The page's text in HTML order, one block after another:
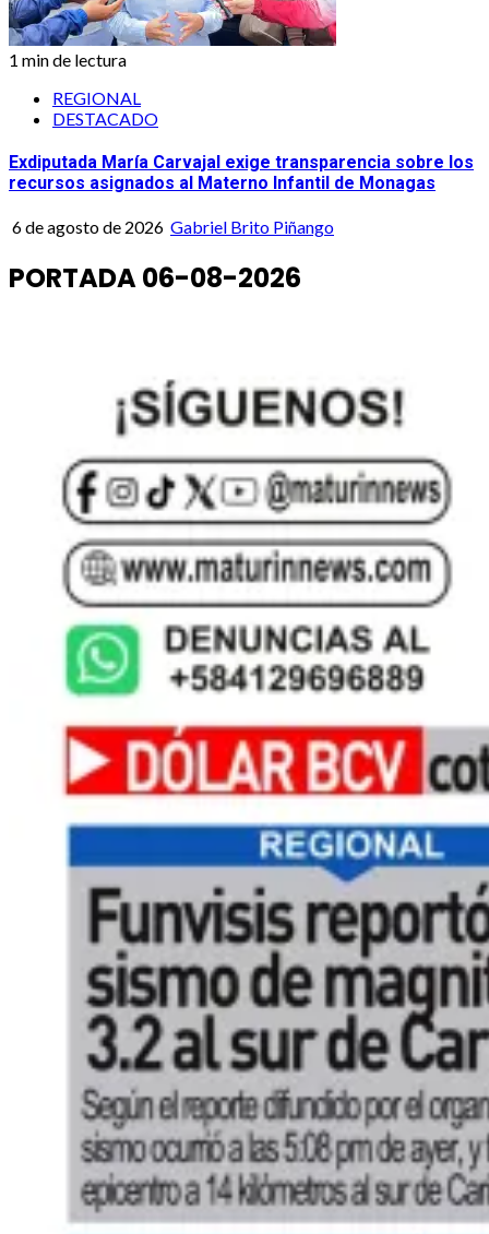
1 min de lectura
REGIONAL
DESTACADO
Exdiputada María Carvajal exige transparencia sobre los
recursos asignados al Materno Infantil de Monagas
6 de agosto de 2026 Gabriel Brito Piñango
PORTADA 06-08-2026